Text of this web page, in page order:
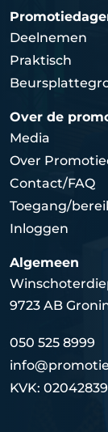
Deelnemen
Praktisch
Over de
Media
Over
Contact/FAQ
Toegang/
Inloggen
Algemeen
9723 AB
050 525 8999
KVK: 02042839